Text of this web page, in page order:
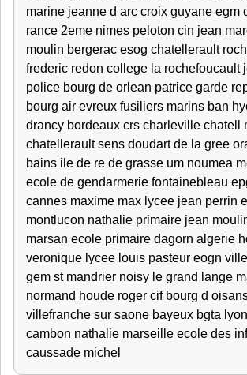
marine jeanne d arc croix guyane egm
rance 2eme nimes peloton cin jean
moulin bergerac esog chatellerault
frederic redon college la rochefoucault
police bourg de orlean patrice garde
bourg air evreux fusiliers marins ban
drancy bordeaux crs charleville chatell
chatellerault sens doudart de la gree
bains ile de re de grasse um noumea
ecole de gendarmerie fontainebleau
cannes maxime max lycee jean perrin
montlucon nathalie primaire jean
marsan ecole primaire dagorn algerie
veronique lycee louis pasteur eogn
gem st mandrier noisy le grand lange
normand houde roger cif bourg d
villefranche sur saone bayeux bgta
cambon nathalie marseille ecole des
caussade michel